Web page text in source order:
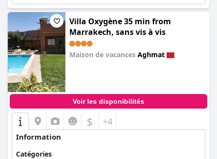
Villa Oxygène 35 min from
Marrakech, sans vis à vis
Maison de vacances Aghmat
Voir les disponibilités
$ +4
Information
Catégories